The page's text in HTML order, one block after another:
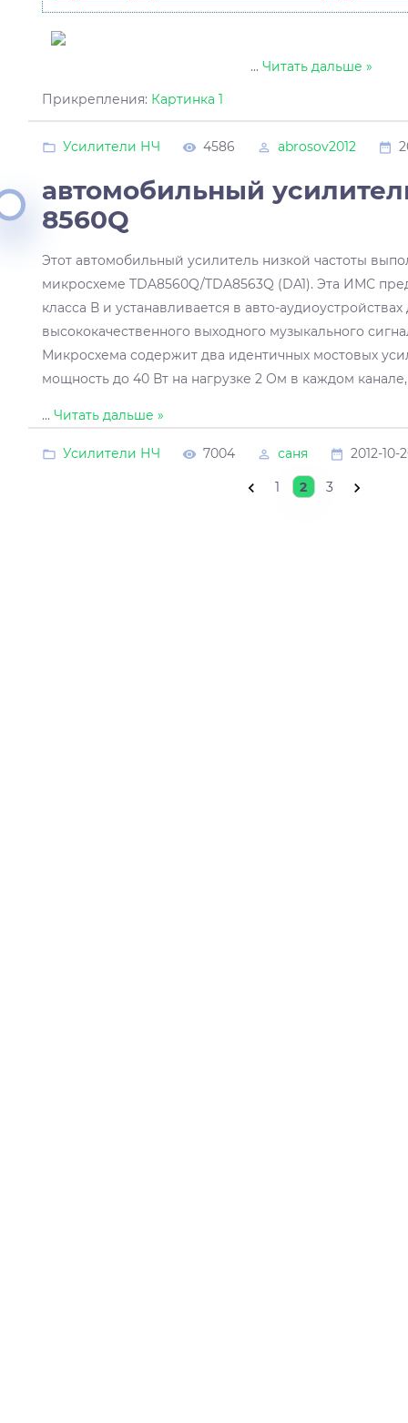
...Читать дальше »
Прикрепления: Картинка 1
Усилители НЧ 4586 abrosov2012
автомобильный
8560Q
Этот автомобильный усилитель низкой частоты
микросхеме TDA8560Q/TDA8563Q (DA1). Эта ИМС
класса В и устанавливается в авто-
высококачественного выходного музыкального
Микросхема содержит два идентичных мостовых
мощность до 40 Вт на нагрузке 2 Ом в каждом канале,
...Читать дальше »
Усилители НЧ 7004 саня 2012-10-
1 2 3